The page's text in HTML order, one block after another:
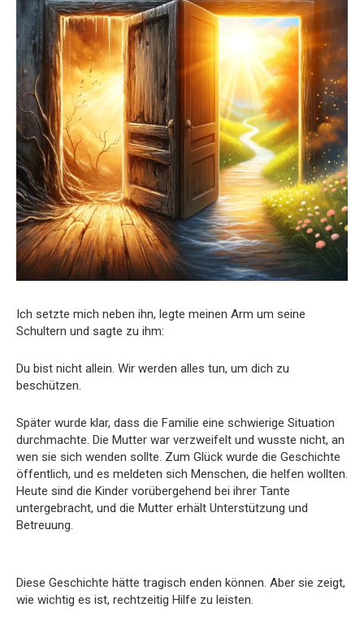
Ich setzte mich neben ihn, legte meinen Arm um seine
Schultern und sagte zu ihm:
Du bist nicht allein. Wir werden alles tun, um dich zu
beschützen.
Später wurde klar, dass die Familie eine schwierige Situation
durchmachte. Die Mutter war verzweifelt und wusste nicht, an
wen sie sich wenden sollte. Zum Glück wurde die Geschichte
öffentlich, und es meldeten sich Menschen, die helfen wollten.
Heute sind die Kinder vorübergehend bei ihrer Tante
untergebracht, und die Mutter erhält Unterstützung und
Betreuung.
Diese Geschichte hätte tragisch enden können. Aber sie zeigt,
wie wichtig es ist, rechtzeitig Hilfe zu leisten.